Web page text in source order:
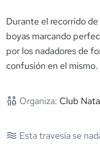
Durante el recorrido
boyas marcando
por los nadadores de
confusión en el mismo.
Organiza: Club
Esta travesía se